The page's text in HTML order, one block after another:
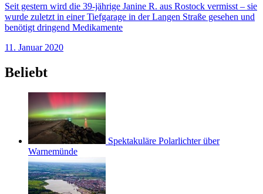
Seit gestern wird die 39-jährige Janine R. aus Rostock vermisst – sie
wurde zuletzt in einer Tiefgarage in der Langen Straße gesehen und
benötigt dringend Medikamente
11. Januar 2020
Beliebt
Spektakuläre Polarlichter über
Warnemünde